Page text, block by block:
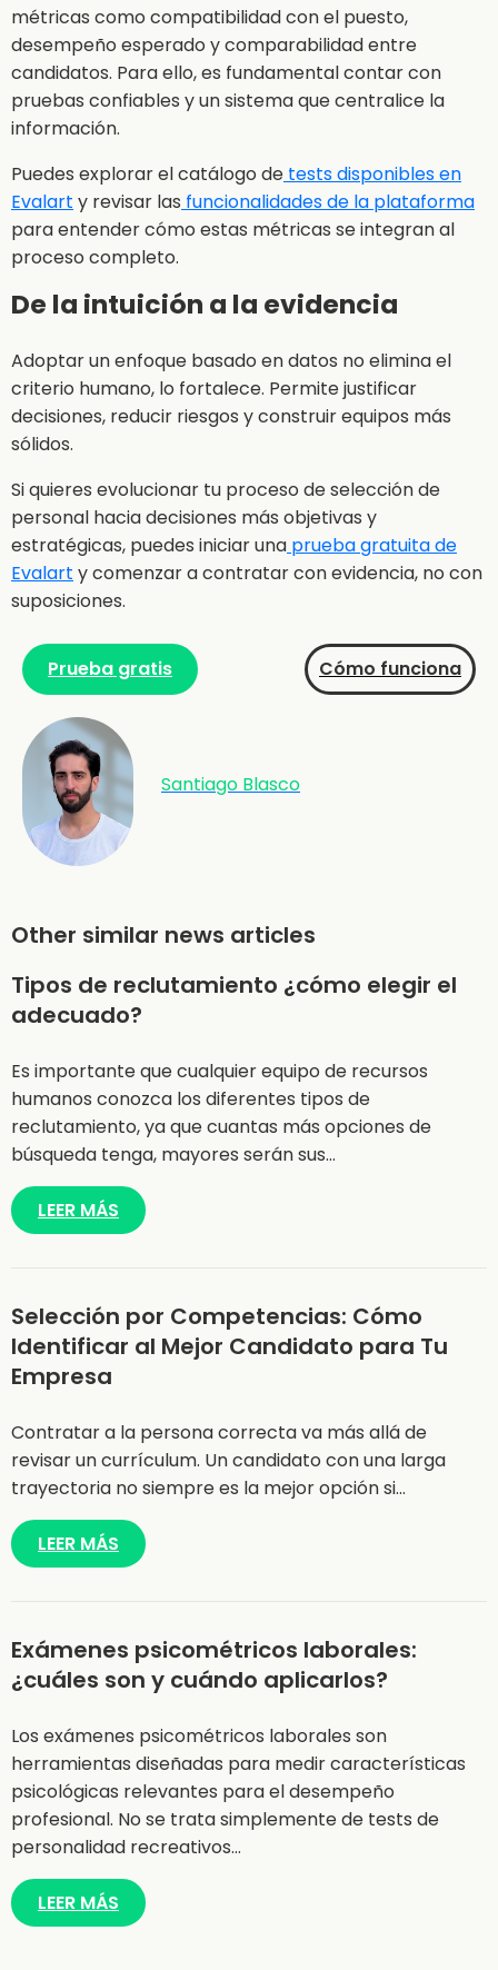
métricas como compatibilidad con el puesto,
desempeño esperado y comparabilidad entre
candidatos. Para ello, es fundamental contar con
pruebas confiables y un sistema que centralice la
información.
Puedes explorar el catálogo de tests disponibles en
Evalart y revisar las funcionalidades de la plataforma
para entender cómo estas métricas se integran al
proceso completo.
De la intuición a la evidencia
Adoptar un enfoque basado en datos no elimina el
criterio humano, lo fortalece. Permite justificar
decisiones, reducir riesgos y construir equipos más
sólidos.
Si quieres evolucionar tu proceso de selección de
personal hacia decisiones más objetivas y
estratégicas, puedes iniciar una prueba gratuita de
Evalart y comenzar a contratar con evidencia, no con
suposiciones.
Prueba gratis Cómo funciona
Santiago Blasco
Other similar news articles
Tipos de reclutamiento ¿cómo elegir el
adecuado?
Es importante que cualquier equipo de recursos
humanos conozca los diferentes tipos de
reclutamiento, ya que cuantas más opciones de
búsqueda tenga, mayores serán sus…
LEER MÁS
Selección por Competencias: Cómo
Identificar al Mejor Candidato para Tu
Empresa
Contratar a la persona correcta va más allá de
revisar un currículum. Un candidato con una larga
trayectoria no siempre es la mejor opción si…
LEER MÁS
Exámenes psicométricos laborales:
¿cuáles son y cuándo aplicarlos?
Los exámenes psicométricos laborales son
herramientas diseñadas para medir características
psicológicas relevantes para el desempeño
profesional. No se trata simplemente de tests de
personalidad recreativos…
LEER MÁS